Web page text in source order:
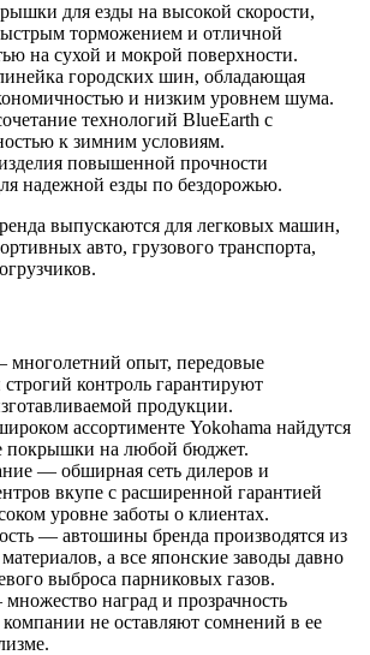
для езды на высокой скорости,
торможением и отличной
на сухой и мокрой поверхности.
городских шин, обладающая
и низким уровнем шума.
технологий BlueEarth с
к зимним условиям.
повышенной прочности
надежной езды по бездорожью.
выпускаются для легковых машин,
авто, грузового транспорта,
многолетний опыт, передовые
контроль гарантируют
продукции.
ассортименте Yokohama найдутся
покрышки на любой бюджет.
— обширная сеть дилеров и
вкупе с расширенной гарантией
уровне заботы о клиентах.
— автошины бренда производятся из
а все японские заводы давно
выброса парниковых газов.
наград и прозрачность
компании не оставляют сомнений в ее